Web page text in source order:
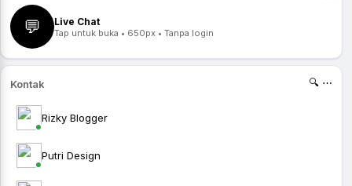
💬 Live Chat
Tap untuk buka • 650px • Tanpa login
Kontak 🔍 ⋯
Rizky Blogger
Putri Design